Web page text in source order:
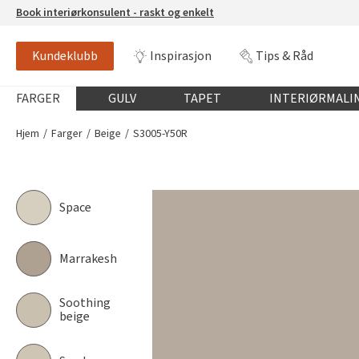
Book interiørkonsulent - raskt og enkelt
Kundeklubb Inspirasjon Tips & Råd
Globalnavigasjon mobil
FARGER GULV TAPET
S3005-Y50R
Hjem Farger Beige S3005-Y50R
Space
Marrakesh
Soothing
beige